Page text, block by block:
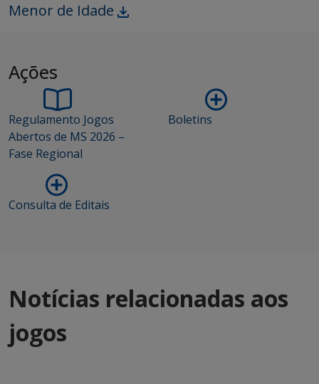
Menor de Idade
Ações
Regulamento Jogos
Abertos de MS 2026 –
Fase Regional
Boletins
Consulta de Editais
Notícias relacionadas aos
jogos